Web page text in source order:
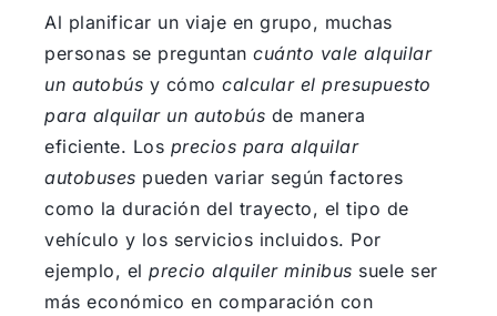
Al planificar un viaje en grupo, muchas
personas se preguntan cuánto vale alquilar
un autobús y cómo calcular el presupuesto
para alquilar un autobús de manera
eficiente. Los precios para alquilar
autobuses pueden variar según factores
como la duración del trayecto, el tipo de
vehículo y los servicios incluidos. Por
ejemplo, el precio alquiler minibus suele ser
más económico en comparación con